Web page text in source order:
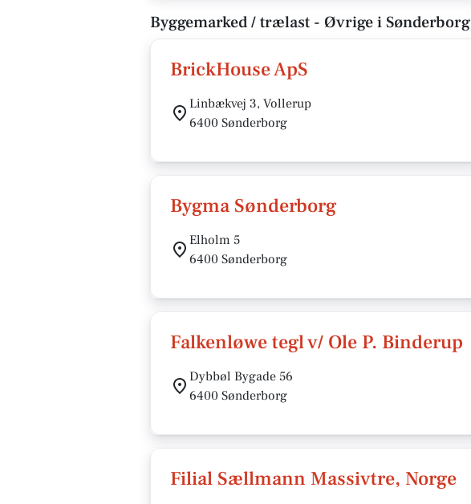
Byggemarked / trælast - Øvrige i Sønderborg
BrickHouse ApS
Linbækvej 3, Vollerup
6400 Sønderborg
Bygma Sønderborg
Elholm 5
6400 Sønderborg
Falkenløwe tegl v/ Ole P. Binderup
Dybbøl Bygade 56
6400 Sønderborg
Filial Sællmann Massivtre, Norge